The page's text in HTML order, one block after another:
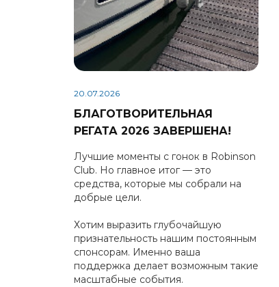
20.07.2026
БЛАГОТВОРИТЕЛЬНАЯ
РЕГАТА 2026 ЗАВЕРШЕНА!
Лучшие моменты с гонок в Robinson
Club. Но главное итог — это
средства, которые мы собрали на
добрые цели.
Хотим выразить глубочайшую
признательность нашим постоянным
спонсорам. Именно ваша
поддержка делает возможным такие
масштабные события.